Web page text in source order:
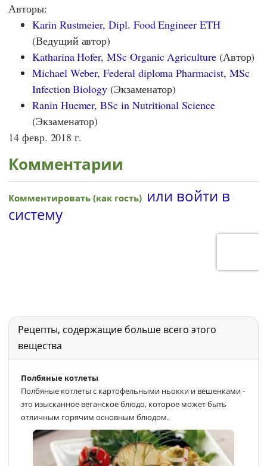
Авторы:
Karin Rustmeier, Dipl. Food Engineer ETH
(Ведущий автор)
Katharina Hofer, MSc Organic Agriculture(Автор)
Michael Weber, Federal diploma Pharmacist, MSc
Infection Biology (Экзаменатор)
Ranin Huemer, BSc in Nutritional Science
(Экзаменатор)
14 февр. 2018 г.
Комментарии
Рецепты, содержащие больше всего этого
вещества
Полбяные котлеты
Полбяные котлеты с картофельными ньокки и вёшенками -
это изысканное веганское блюдо, которое может быть
отличным горячим основным блюдом.